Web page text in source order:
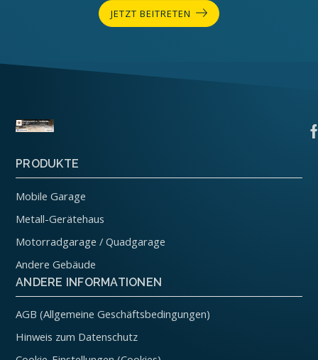
JETZT BEITRETEN
PRODUKTE
Mobile Garage
Metall-Gerätehaus
Motorradgarage / Quadgarage
Andere Gebäude
ANDERE INFORMATIONEN
AGB (Allgemeine Geschäftsbedingungen)
Hinweis zum Datenschutz